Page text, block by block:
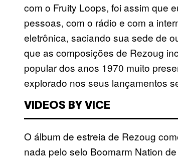
com o Fruity Loops, foi assim que
pessoas, com o rádio e com a
eletrônica, saciando sua sede de
que as composições de Rezoug
popular dos anos 1970 muito
explorado nos seus lançamentos
VIDEOS BY VICE
O álbum de estreia de Rezoug
nada pelo selo Boomarm Nation